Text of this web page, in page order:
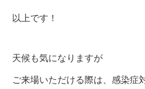
以上です！
天候も気になりますが
ご来場いただける際は、感染症